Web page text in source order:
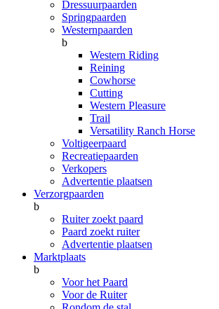
Dressuurpaarden
Springpaarden
Westernpaarden
b
Western Riding
Reining
Cowhorse
Cutting
Western Pleasure
Trail
Versatility Ranch Horse
Voltigeerpaard
Recreatiepaarden
Verkopers
Advertentie plaatsen
Verzorgpaarden
b
Ruiter zoekt paard
Paard zoekt ruiter
Advertentie plaatsen
Marktplaats
b
Voor het Paard
Voor de Ruiter